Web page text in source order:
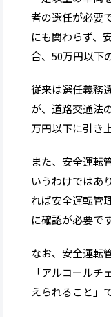
者の選任が必要
にも関わらず、
合、50万円以下
従来は選任義務
が、道路交通法
万円以下に引き
また、安全運転
いうわけではあ
れば安全運転管
に確認が必要です
なお、安全運転
「アルコール
えられること」